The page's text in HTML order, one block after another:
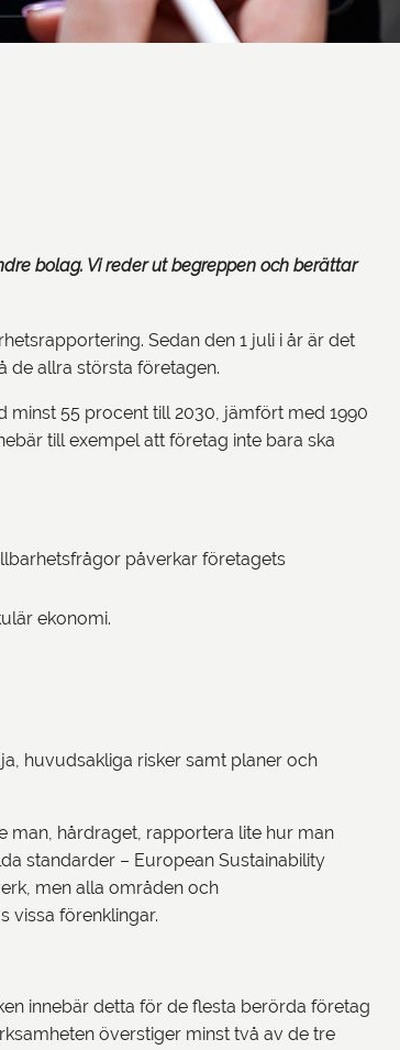
bolag. Vi reder ut begreppen och berättar
Sedan den 1 juli i år är det
de allra största företagen.
minst 55 procent till 2030, jämfört med 1990
till exempel att företag inte bara ska
påverkar företagets
ekonomi.
huvudsakliga risker samt planer och
man, hårdraget, rapportera lite hur man
standarder – European Sustainability
men alla områden och
vissa förenklingar.
innebär detta för de flesta berörda företag
överstiger minst två av de tre